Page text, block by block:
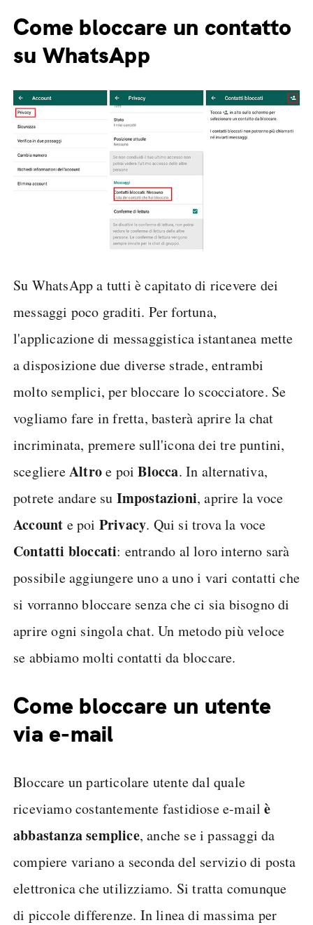
Come bloccare un contatto
su WhatsApp
Su WhatsApp a tutti è capitato di ricevere dei
messaggi poco graditi. Per fortuna,
l'applicazione di messaggistica istantanea mette
a disposizione due diverse strade, entrambi
molto semplici, per bloccare lo scocciatore. Se
vogliamo fare in fretta, basterà aprire la chat
incriminata, premere sull'icona dei tre puntini,
scegliereAltroe poiBlocca. In alternativa,
potrete andare su Impostazioni, aprire la voce
Account e poi Privacy. Qui si trova la voce
Contatti bloccati: entrando al loro interno sarà
possibile aggiungere uno a uno i vari contatti che
si vorranno bloccare senza che ci sia bisogno di
aprire ogni singola chat. Un metodo più veloce
se abbiamo molti contatti da bloccare.
Come bloccare un utente
via e-mail
Bloccare un particolare utente dal quale
riceviamo costantemente fastidiose e-mailè
abbastanza semplice, anche se i passaggi da
compiere variano a seconda del servizio di posta
elettronica che utilizziamo. Si tratta comunque
di piccole differenze. In linea di massima per